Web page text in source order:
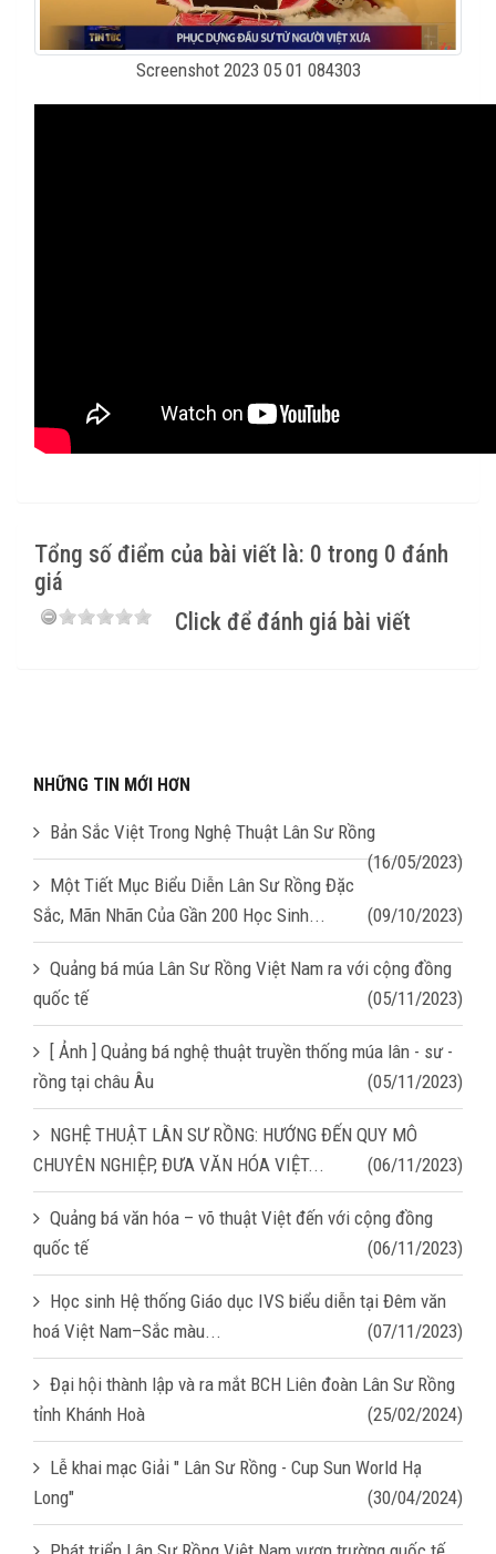
Screenshot 2023 05 01 084303
Tổng số điểm của bài viết là: 0 trong 0 đánh
giá
Click để đánh giá bài viết
NHỮNG TIN MỚI HƠN
Bản Sắc Việt Trong Nghệ Thuật Lân Sư Rồng
(16/05/2023)
Một Tiết Mục Biểu Diễn Lân Sư Rồng Đặc
Sắc, Mãn Nhãn Của Gần 200 Học Sinh...
(09/10/2023)
Quảng bá múa Lân Sư Rồng Việt Nam ra với cộng đồng
quốc tế
(05/11/2023)
[ Ảnh ] Quảng bá nghệ thuật truyền thống múa lân - sư -
rồng tại châu Âu
(05/11/2023)
NGHỆ THUẬT LÂN SƯ RỒNG: HƯỚNG ĐẾN QUY MÔ
CHUYÊN NGHIỆP, ĐƯA VĂN HÓA VIỆT...
(06/11/2023)
Quảng bá văn hóa – võ thuật Việt đến với cộng đồng
quốc tế
(06/11/2023)
Học sinh Hệ thống Giáo dục IVS biểu diễn tại Đêm văn
hoá Việt Nam–Sắc màu...
(07/11/2023)
Đại hội thành lập và ra mắt BCH Liên đoàn Lân Sư Rồng
tỉnh Khánh Hoà
(25/02/2024)
Lễ khai mạc Giải " Lân Sư Rồng - Cup Sun World Hạ
Long"
(30/04/2024)